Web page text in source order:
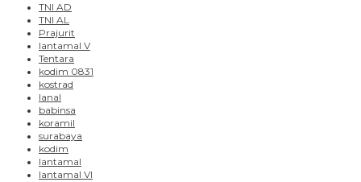
TNI AD
TNI AL
Prajurit
lantamal V
Tentara
kodim 0831
kostrad
lanal
babinsa
koramil
surabaya
kodim
lantamal
lantamal VI